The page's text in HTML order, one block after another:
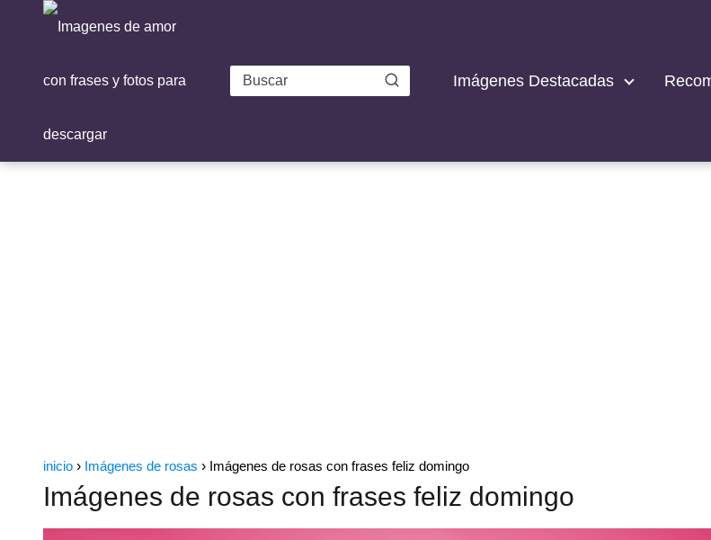
Imágenes Destacadas
inicio Imágenes de rosas Imágenes de rosas con frases feliz domingo
Imágenes de rosas con frases feliz domingo